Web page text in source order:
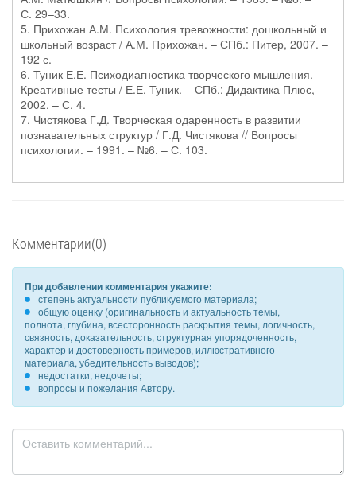
С. 29–33.
5. Прихожан А.М. Психология тревожности: дошкольный и
школьный возраст / А.М. Прихожан. – СПб.: Питер, 2007. –
192 с.
6. Туник Е.Е. Психодиагностика творческого мышления.
Креативные тесты / Е.Е. Туник. – СПб.: Дидактика Плюс,
2002. – С. 4.
7. Чистякова Г.Д. Творческая одаренность в развитии
познавательных структур / Г.Д. Чистякова // Вопросы
психологии. – 1991. – №6. – С. 103.
Комментарии(0)
При добавлении комментария укажите:
степень актуальности публикуемого материала;
общую оценку (оригинальность и актуальность темы,
полнота, глубина, всесторонность раскрытия темы, логичность,
связность, доказательность, структурная упорядоченность,
характер и достоверность примеров, иллюстративного
материала, убедительность выводов);
недостатки, недочеты;
вопросы и пожелания Автору.